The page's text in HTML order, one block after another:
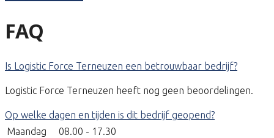
FAQ
Is Logistic Force Terneuzen een betrouwbaar bedrijf?
Logistic Force Terneuzen heeft nog geen beoordelingen.
Op welke dagen en tijden is dit bedrijf geopend?
Maandag
08.00 - 17.30